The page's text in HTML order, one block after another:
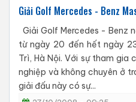
Giải Golf Mercedes - Benz
Giải Golf Mercedes - Benz
từ ngày 20 đến hết ngày
Trì, Hà Nội. Với sự tham gia
nghiệp và không chuyên ở
giải đấu này có sự...